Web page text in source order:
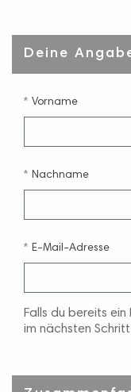
Deine
Vorname
Nachname
E-Mail-Adresse
Falls du bereits
im nächsten